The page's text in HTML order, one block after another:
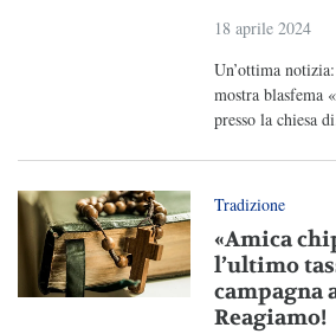
18 aprile 2024
Un’ottima
mostra blasfema
presso la chiesa
Tradizione
«Amica
l’ultimo
campagna
Reagiamo!